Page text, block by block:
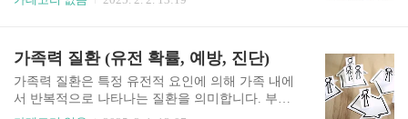
풍과 건강한 식습관이 주목받으면서, 잊혀진 한국
다양한 영양소를 함유하고 있어 면역력 강화, 항산
화 효과, 그리고 질병 예방에 탁월한 효능을..
다. 아메리카 원주민들에게 흔한 유전 질환아메리
카 원주민들은 유럽인과 다른 유전적 배경을 가지
고 있으며, 특정 질병에 대한 감수성이 높거나 낮은
특성을 보입니다. 이러한 질병은 유전적 요인뿐만
가족력 질환 (유전 확률, 예방, 진단)
가족력 질환은 특정 유전적 요인에 의해 가족 내에
서 반복적으로 나타나는 질환을 의미합니다. 부모
나 조부모로부터 물려받은 유전자 변이가 질병 발